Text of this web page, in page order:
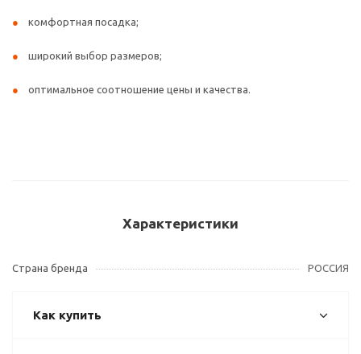
комфортная посадка;
широкий выбор размеров;
оптимальное соотношение цены и качества.
Характеристики
Страна бренда РОССИЯ
Как купить